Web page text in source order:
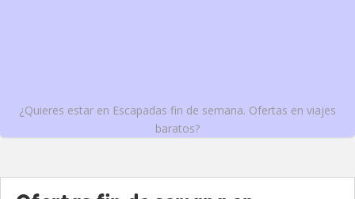
¿Quieres estar en Escapadas fin de semana. Ofertas en viajes
baratos?